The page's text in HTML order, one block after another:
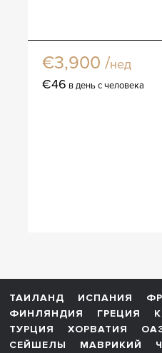
€3,900 /нед
€46 в день с человека
ТАИЛАНД ИСПАНИЯ
ФИНЛЯНДИЯ
ГРЕЦИЯ
ТУРЦИЯ
ХОРВАТИЯ
СЕЙШЕЛЫ
МАВРИКИЙ